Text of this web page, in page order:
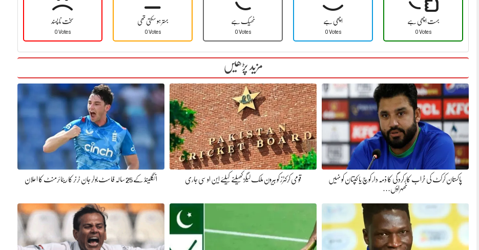
سخت نا پسند
0 Votes
بہتر ہو سکتی تھی
0 Votes
ٹھیک ہے
0 Votes
اچھی ہے
0 Votes
بہت اچھی ہے
0 Votes
مزید پڑھیں
پاکستان کرکٹ کی خراب کارکردگی کا ذمہ دار کوچ یا کپتان کو نہیں
ٹھہراؤں…
قومی کرکٹرز کو بیرون ملک لیگز کھیلنے کیلئے این او سی جاری انگلینڈ کے 25 سالہ فاسٹ بولر جان ٹرنر کا ریٹائرمنٹ کا اعلان